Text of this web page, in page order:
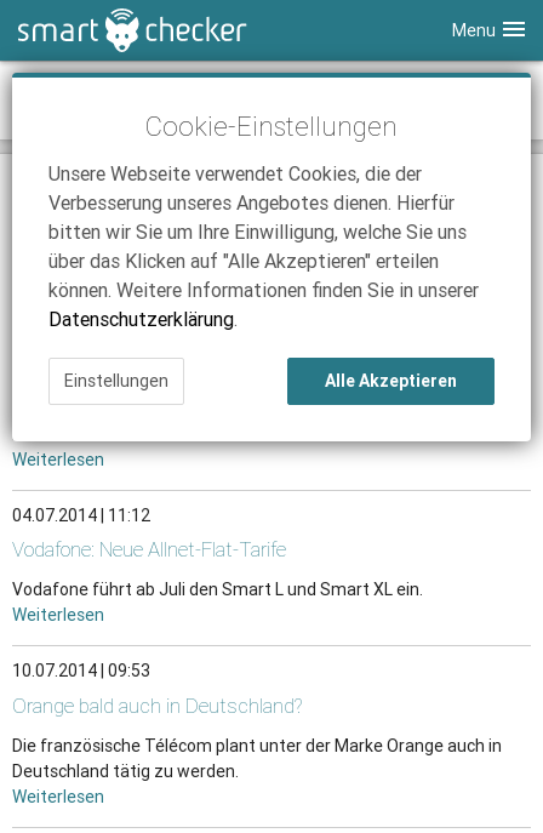
Menu
Smartphone Vergleich
Anbieter
iPhone Tarifvergleich
News
Ratgeber
Tarifvergleich
Tablet Vergleich
Surfsticks
iPad Tarifvergleich
News
Tarifvergleich
Internetanbieter
DSL Tarife
News
SmartChecker TV
01.07.2014 | 11:09
Update für Windows Phone 8.1
Details zum Update für Windows Phone 8.1 veröffentlicht.
Weiterlesen
o2 und E-Plus: Kunden dürfen LTE kostenlos nutzen
Nach Zusammenschluss der Mobilfunk-Unternehmen können
Millionen von Kunden das LTE-Netz kostenlos nutzen.
Weiterlesen
04.07.2014 | 11:12
Vodafone: Neue Allnet-Flat-Tarife
Vodafone führt ab Juli den Smart L und Smart XL ein.
Weiterlesen
10.07.2014 | 09:53
Orange bald auch in Deutschland?
Die französische Télécom plant unter der Marke Orange auch in
Deutschland tätig zu werden.
Weiterlesen
Cookie-Einstellungen
Unsere Webseite verwendet Cookies, die der
Verbesserung unseres Angebotes dienen. Hierfür
bitten wir Sie um Ihre Einwilligung, welche Sie uns
über das Klicken auf "Alle Akzeptieren" erteilen
können. Weitere Informationen finden Sie in unserer
Datenschutzerklärung.
Einstellungen Alle Akzeptieren